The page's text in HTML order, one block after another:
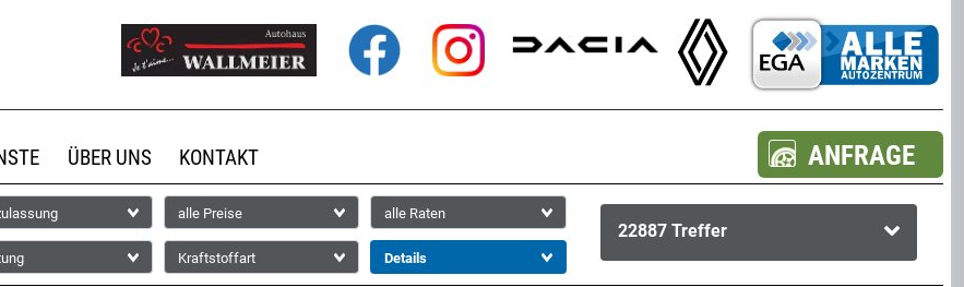
ÜBER UNS KONTAKT ANFRAGE
22887 Treffer